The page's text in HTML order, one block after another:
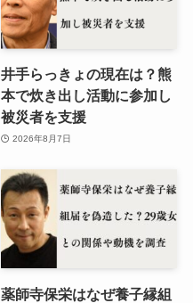
井手らっきょの現在は？熊
本で炊き出し活動に参加し
被災者を支援
2026年8月7日
薬師寺保栄はなぜ養子縁組